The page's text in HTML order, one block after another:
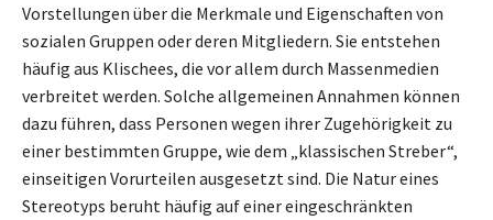
Vorstellungen über die Merkmale und Eigenschaften von
sozialen Gruppen oder deren Mitgliedern. Sie entstehen
häufig aus Klischees, die vor allem durch Massenmedien
verbreitet werden. Solche allgemeinen Annahmen können
dazu führen, dass Personen wegen ihrer Zugehörigkeit zu
einer bestimmten Gruppe, wie dem „klassischen Streber“,
einseitigen Vorurteilen ausgesetzt sind. Die Natur eines
Stereotyps beruht häufig auf einer eingeschränkten